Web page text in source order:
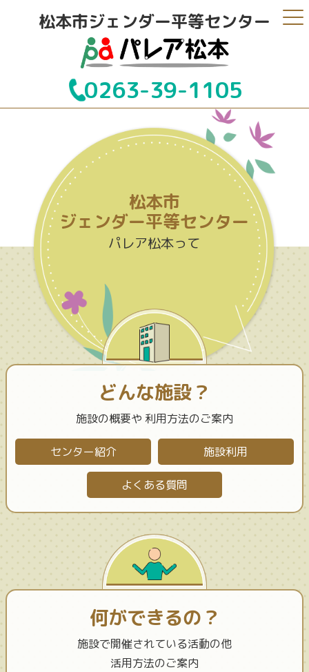
松本市ジェンダー平等センター
0263-39-1105
松本市
ジェンダー平等センター
パレア松本って
どんな施設？
施設の概要や 利用方法のご案内
センター紹介 施設利用
よくある質問
何ができるの？
施設で開催されている活動の他
活用方法のご案内